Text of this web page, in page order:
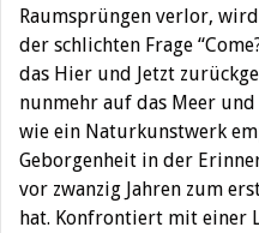
Raumsprüngen verlor,
der schlichten Frage
das Hier und Jetzt
nunmehr auf das Meer
wie ein Naturkunstwerk
Geborgenheit in der
vor zwanzig Jahren zum
hat. Konfrontiert mit einer